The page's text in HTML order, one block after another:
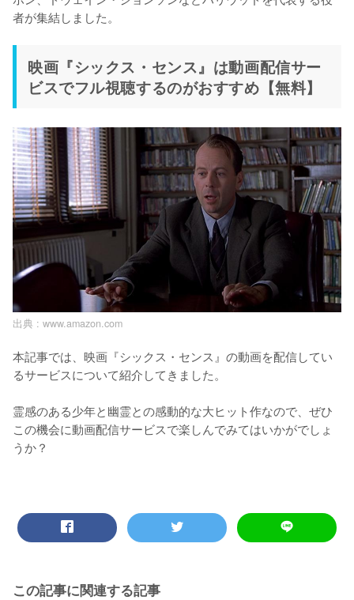
者が集結しました。
映画『シックス・センス』は動画配信サー
ビスでフル視聴するのがおすすめ【無料】
出典 : www.amazon.com
本記事では、映画『シックス・センス』の動画を配信してい
るサービスについて紹介してきました。
霊感のある少年と幽霊との感動的な大ヒット作なので、ぜひ
この機会に動画配信サービスで楽しんでみてはいかがでしょ
うか？
この記事に関連する記事